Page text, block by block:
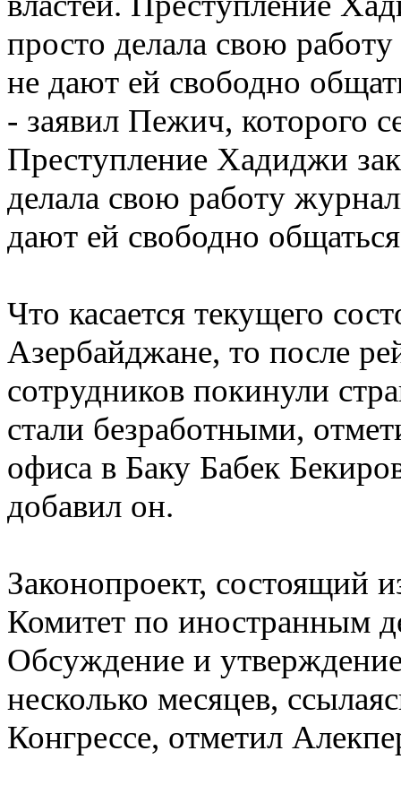
просто делала свою
не дают ей свободно
- заявил Пежич, которого
Преступление Хадиджи
делала свою работу
дают ей свободно
Что касается текущего
Азербайджане, то после
сотрудников покинули
стали безработными,
офиса в Баку Бабек
добавил он.
Законопроект, состоящий
Комитет по иностранным
Обсуждение и
несколько месяцев,
Конгрессе, отметил